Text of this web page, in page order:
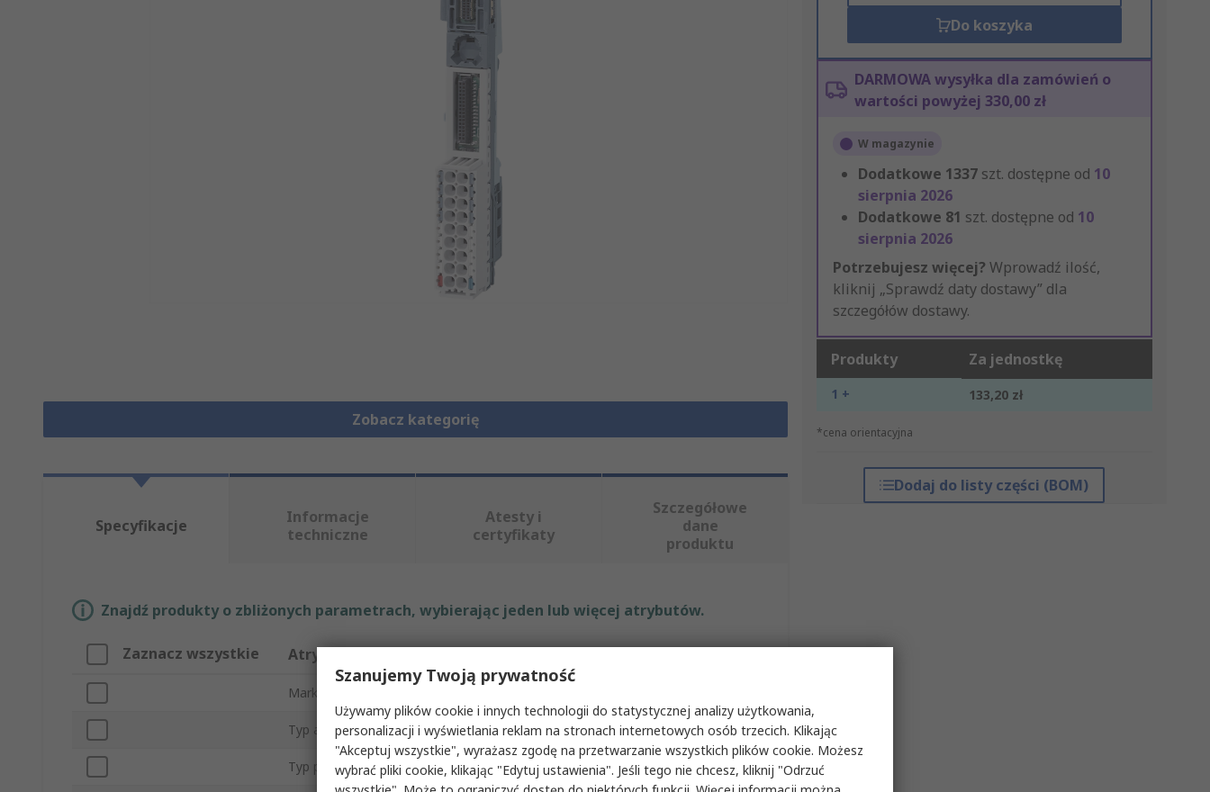
Zobacz kategorię
Do koszyka
DARMOWA wysyłka dla zamówień o
wartości powyżej 330,00 zł
W magazynie
Dodatkowe 1337 szt. dostępne od 10
sierpnia 2026
Dodatkowe 81 szt. dostępne od 10
sierpnia 2026
Potrzebujesz więcej? Wprowadź ilość,
kliknij „Sprawdź daty dostawy” dla
szczegółów dostawy.
Produkty Za jednostkę
1 + 133,20 zł
*cena orientacyjna
Dodaj do listy części (BOM)
Specyfikacje
Informacje
techniczne
Atesty i
certyfikaty
Szczegółowe
dane
produktu
Znajdź produkty o zbliżonych parametrach, wybierając jeden lub więcej atrybutów.
Zaznacz wszystkie Atrybut
Marka
Typ akcesorium Złącze wtykowe
Typ produktu Podstawa
Szanujemy Twoją prywatność
Używamy plików cookie i innych technologii do statystycznej analizy użytkowania,
personalizacji i wyświetlania reklam na stronach internetowych osób trzecich. Klikając
"Akceptuj wszystkie", wyrażasz zgodę na przetwarzanie wszystkich plików cookie. Możesz
wybrać pliki cookie, klikając "Edytuj ustawienia". Jeśli tego nie chcesz, kliknij "Odrzuć